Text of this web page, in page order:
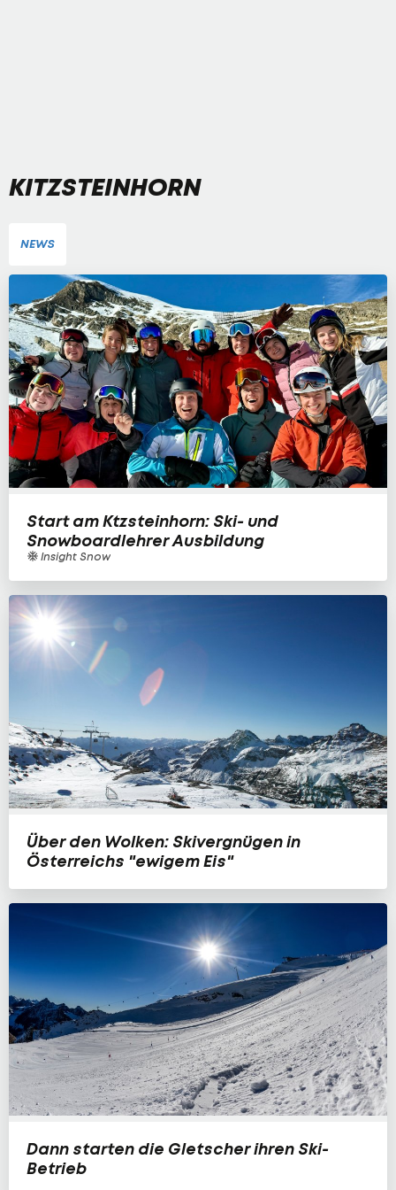
KITZSTEINHORN
NEWS
Start am Ktzsteinhorn: Ski- und
Snowboardlehrer Ausbildung
Insight Snow
Über den Wolken: Skivergnügen in
Österreichs "ewigem Eis"
Dann starten die Gletscher ihren Ski-
Betrieb